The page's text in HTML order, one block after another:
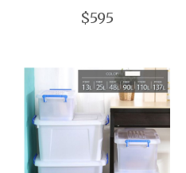
$595